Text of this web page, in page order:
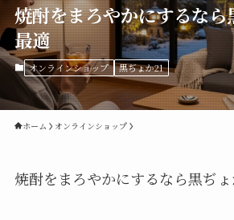
焼酎をまろやかにするなら
最適
オンラインショップ 黒ぢょか21
ホーム オンラインショップ
焼酎をまろやかにするなら黒ぢ